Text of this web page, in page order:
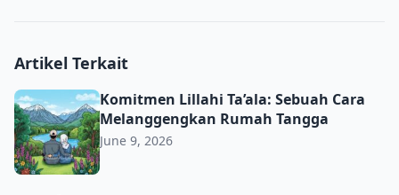
Artikel Terkait
Komitmen Lillahi Ta’ala: Sebuah Cara Melanggengkan
Komitmen Lillahi Ta’ala: Sebuah Cara
Melanggengkan Rumah Tangga
June 9, 2026